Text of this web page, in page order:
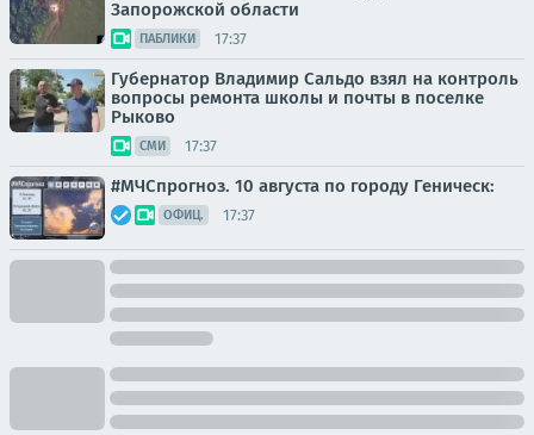
Запорожской области
ПАБЛИКИ 17:37
Губернатор Владимир Сальдо взял на контроль
вопросы ремонта школы и почты в поселке
Рыково
СМИ 17:37
#МЧСпрогноз. 10 августа по городу Геническ:
ОФИЦ. 17:37